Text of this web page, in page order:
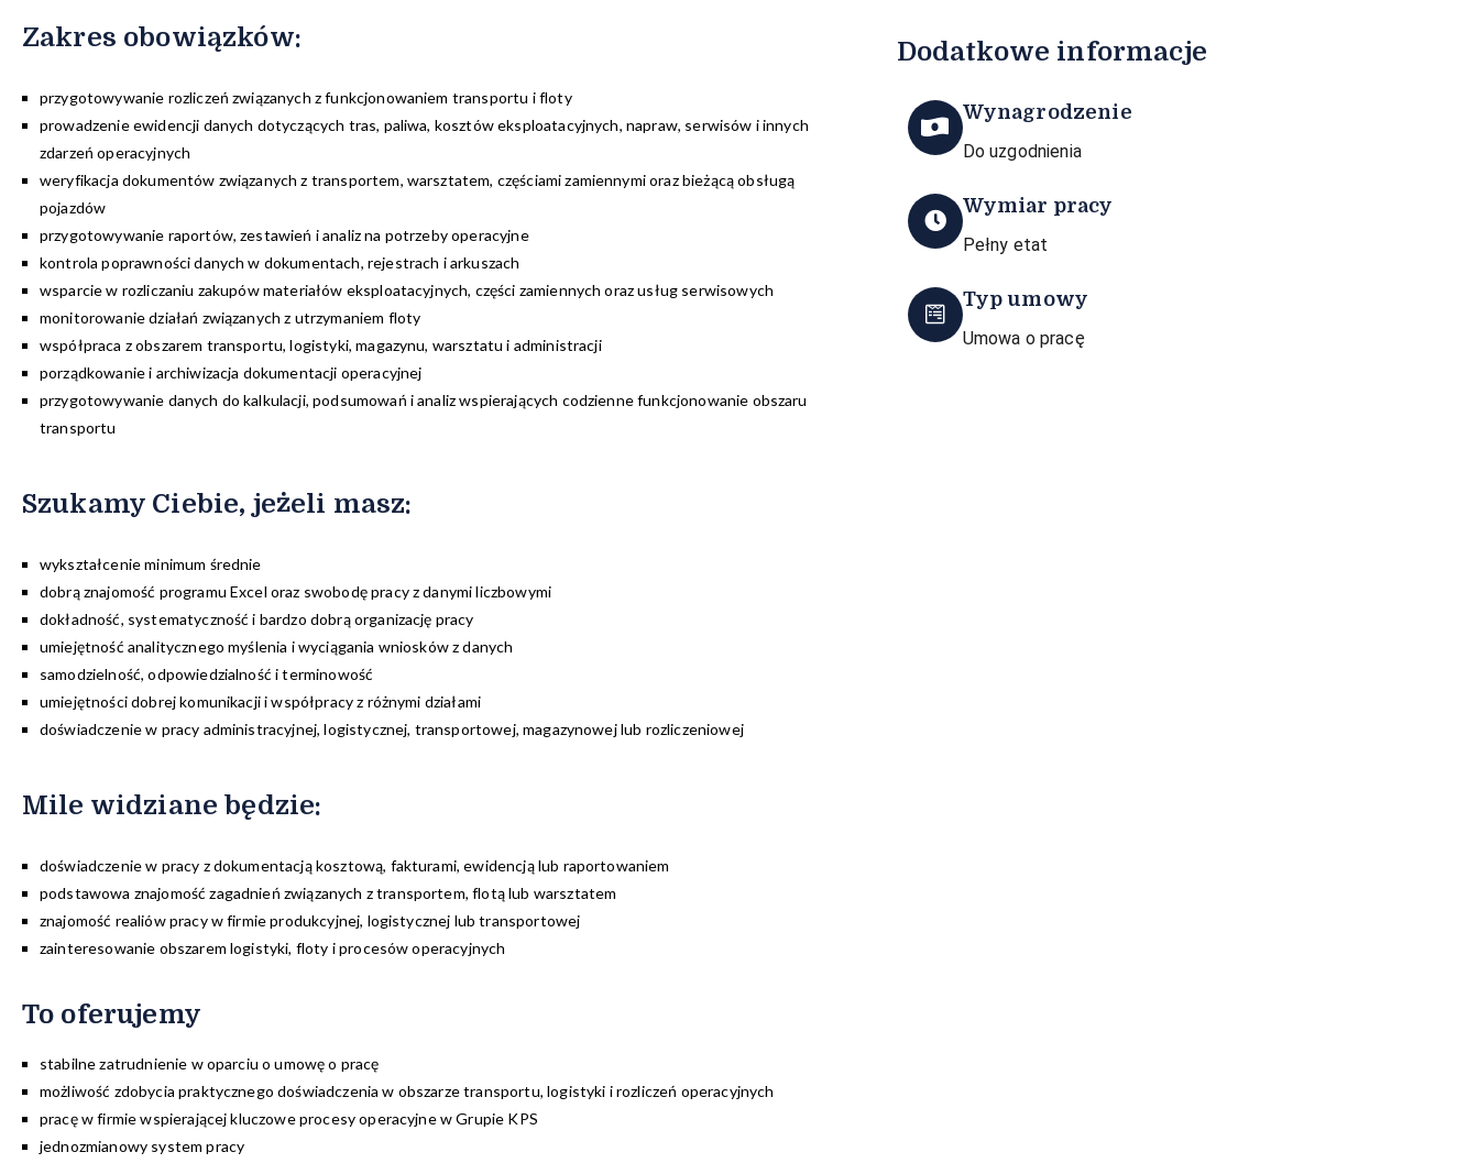
Zakres obowiązków:
przygotowywanie rozliczeń związanych z funkcjonowaniem transportu i floty
prowadzenie ewidencji danych dotyczących tras, paliwa, kosztów eksploatacyjnych, napraw, serwisów i innych
zdarzeń operacyjnych
weryfikacja dokumentów związanych z transportem, warsztatem, częściami zamiennymi oraz bieżącą obsługą
pojazdów
przygotowywanie raportów, zestawień i analiz na potrzeby operacyjne
kontrola poprawności danych w dokumentach, rejestrach i arkuszach
wsparcie w rozliczaniu zakupów materiałów eksploatacyjnych, części zamiennych oraz usług serwisowych
monitorowanie działań związanych z utrzymaniem floty
współpraca z obszarem transportu, logistyki, magazynu, warsztatu i administracji
porządkowanie i archiwizacja dokumentacji operacyjnej
przygotowywanie danych do kalkulacji, podsumowań i analiz wspierających codzienne funkcjonowanie obszaru
transportu
Szukamy Ciebie, jeżeli masz:
wykształcenie minimum średnie
dobrą znajomość programu Excel oraz swobodę pracy z danymi liczbowymi
dokładność, systematyczność i bardzo dobrą organizację pracy
umiejętność analitycznego myślenia i wyciągania wniosków z danych
samodzielność, odpowiedzialność i terminowość
umiejętności dobrej komunikacji i współpracy z różnymi działami
doświadczenie w pracy administracyjnej, logistycznej, transportowej, magazynowej lub rozliczeniowej
Mile widziane będzie:
doświadczenie w pracy z dokumentacją kosztową, fakturami, ewidencją lub raportowaniem
podstawowa znajomość zagadnień związanych z transportem, flotą lub warsztatem
znajomość realiów pracy w firmie produkcyjnej, logistycznej lub transportowej
zainteresowanie obszarem logistyki, floty i procesów operacyjnych
To oferujemy
stabilne zatrudnienie w oparciu o umowę o pracę
możliwość zdobycia praktycznego doświadczenia w obszarze transportu, logistyki i rozliczeń operacyjnych
pracę w firmie wspierającej kluczowe procesy operacyjne w Grupie KPS
jednozmianowy system pracy
Dodatkowe informacje
Wynagrodzenie
Do uzgodnienia
Wymiar pracy
Pełny etat
Typ umowy
Umowa o pracę